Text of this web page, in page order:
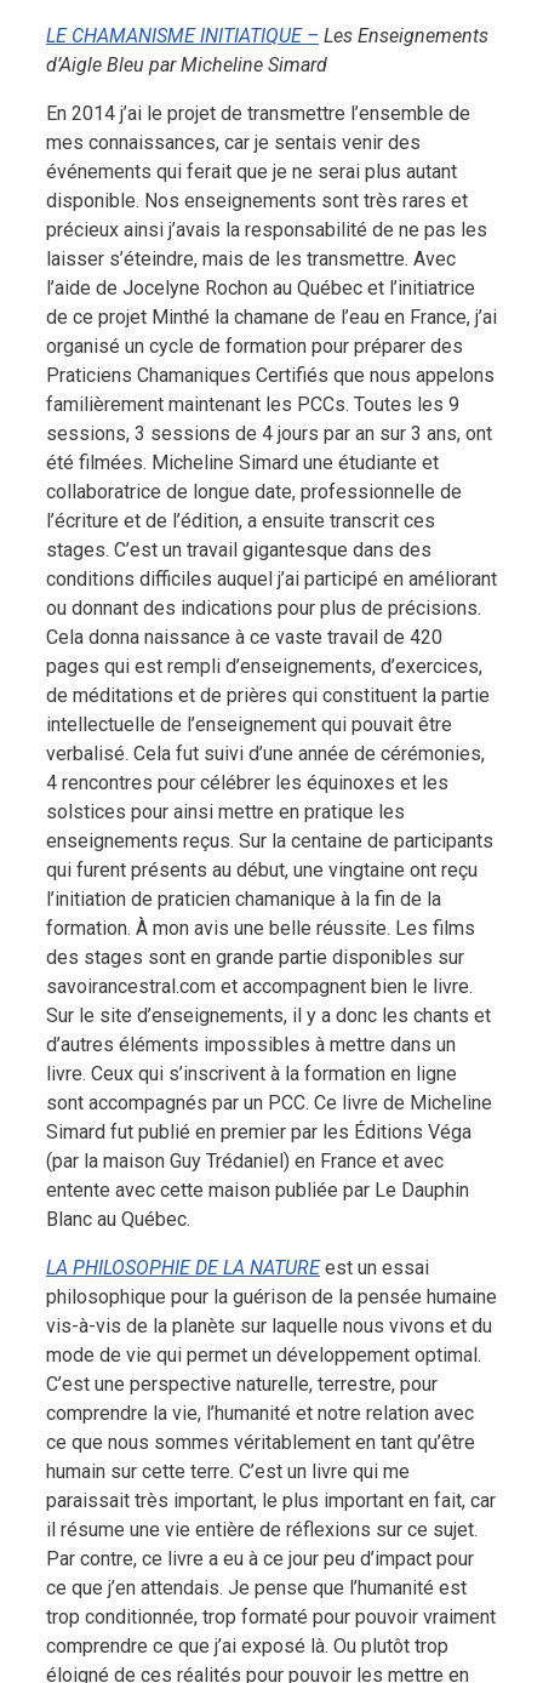
LE CHAMANISME INITIATIQUE – Les Enseignements
d’Aigle Bleu par Micheline Simard
En 2014 j’ai le projet de transmettre l’ensemble de
mes connaissances, car je sentais venir des
événements qui ferait que je ne serai plus autant
disponible. Nos enseignements sont très rares et
précieux ainsi j’avais la responsabilité de ne pas les
laisser s’éteindre, mais de les transmettre. Avec
l’aide de Jocelyne Rochon au Québec et l’initiatrice
de ce projet Minthé la chamane de l’eau en France, j’ai
organisé un cycle de formation pour préparer des
Praticiens Chamaniques Certifiés que nous appelons
familièrement maintenant les PCCs. Toutes les 9
sessions, 3 sessions de 4 jours par an sur 3 ans, ont
été filmées. Micheline Simard une étudiante et
collaboratrice de longue date, professionnelle de
l’écriture et de l’édition, a ensuite transcrit ces
stages. C’est un travail gigantesque dans des
conditions difficiles auquel j’ai participé en améliorant
ou donnant des indications pour plus de précisions.
Cela donna naissance à ce vaste travail de 420
pages qui est rempli d’enseignements, d’exercices,
de méditations et de prières qui constituent la partie
intellectuelle de l’enseignement qui pouvait être
verbalisé. Cela fut suivi d’une année de cérémonies,
4 rencontres pour célébrer les équinoxes et les
solstices pour ainsi mettre en pratique les
enseignements reçus. Sur la centaine de participants
qui furent présents au début, une vingtaine ont reçu
l’initiation de praticien chamanique à la fin de la
formation. À mon avis une belle réussite. Les films
des stages sont en grande partie disponibles sur
savoirancestral.com et accompagnent bien le livre.
Sur le site d’enseignements, il y a donc les chants et
d’autres éléments impossibles à mettre dans un
livre. Ceux qui s’inscrivent à la formation en ligne
sont accompagnés par un PCC. Ce livre de Micheline
Simard fut publié en premier par les Éditions Véga
(par la maison Guy Trédaniel) en France et avec
entente avec cette maison publiée par Le Dauphin
Blanc au Québec.
LA PHILOSOPHIE DE LA NATUREest un essai
philosophique pour la guérison de la pensée humaine
vis-à-vis de la planète sur laquelle nous vivons et du
mode de vie qui permet un développement optimal.
C’est une perspective naturelle, terrestre, pour
comprendre la vie, l’humanité et notre relation avec
ce que nous sommes véritablement en tant qu’être
humain sur cette terre. C’est un livre qui me
paraissait très important, le plus important en fait, car
il résume une vie entière de réflexions sur ce sujet.
Par contre, ce livre a eu à ce jour peu d’impact pour
ce que j’en attendais. Je pense que l’humanité est
trop conditionnée, trop formaté pour pouvoir vraiment
comprendre ce que j’ai exposé là. Ou plutôt trop
éloigné de ces réalités pour pouvoir les mettre en